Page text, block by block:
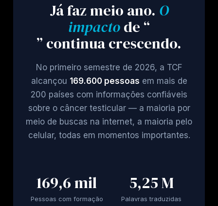
Já faz meio ano. O
impactode “
” continua crescendo.
No primeiro semestre de 2026, a TCF
alcançou 169.600 pessoas em mais de
200 países com informações confiáveis
sobre o câncer testicular — a maioria por
meio de buscas na internet, a maioria pelo
celular, todas em momentos importantes.
169,6 mil
Pessoas com formação
5,25 M
Palavras traduzidas